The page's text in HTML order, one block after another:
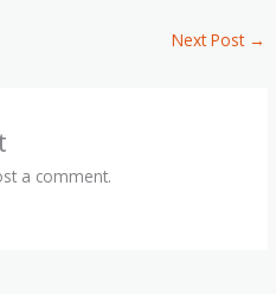
Next Post →
a comment.